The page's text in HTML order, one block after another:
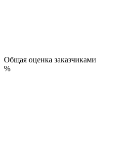
Общая оценка заказчиками
%